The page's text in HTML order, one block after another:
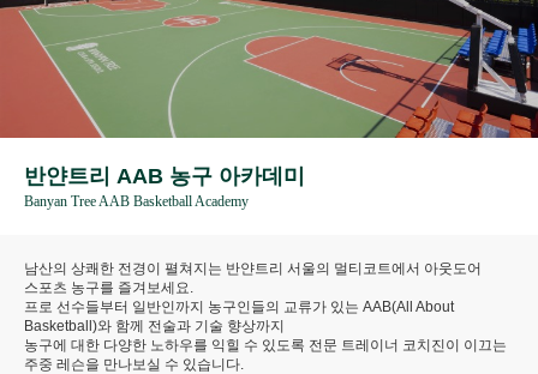
반얀트리 AAB 농구 아카데미
Banyan Tree AAB Basketball Academy
남산의 상쾌한 전경이 펼쳐지는 반얀트리 서울의 멀티코트에서 아웃도어
스포츠 농구를 즐겨보세요.
프로 선수들부터 일반인까지 농구인들의 교류가 있는 AAB(All About
Basketball)와 함께 전술과 기술 향상까지
농구에 대한 다양한 노하우를 익힐 수 있도록 전문 트레이너 코치진이 이끄는
주중 레슨을 만나보실 수 있습니다.